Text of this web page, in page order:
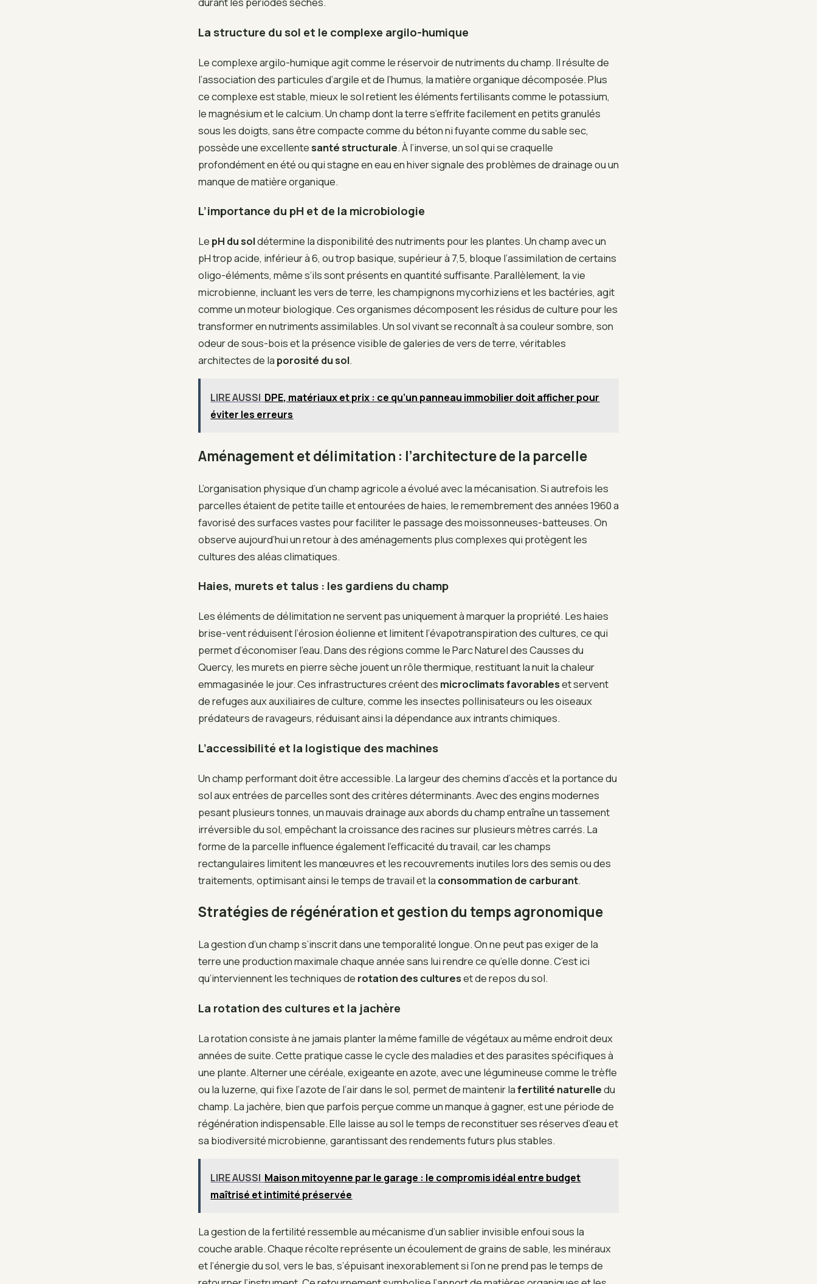
La structure du sol et le complexe argilo-humique
Le complexe argilo-humique agit comme le réservoir de nutriments du champ. Il résulte de
l’association des particules d’argile et de l’humus, la matière organique décomposée. Plus
ce complexe est stable, mieux le sol retient les éléments fertilisants comme le potassium,
le magnésium et le calcium. Un champ dont la terre s’effrite facilement en petits granulés
sous les doigts, sans être compacte comme du béton ni fuyante comme du sable sec,
possède une excellentesanté structurale. À l’inverse, un sol qui se craquelle
profondément en été ou qui stagne en eau en hiver signale des problèmes de drainage ou un
manque de matière organique.
L’importance du pH et de la microbiologie
Le pH du soldétermine la disponibilité des nutriments pour les plantes. Un champ avec un
pH trop acide, inférieur à 6, ou trop basique, supérieur à 7,5, bloque l’assimilation de certains
oligo-éléments, même s’ils sont présents en quantité suffisante. Parallèlement, la vie
microbienne, incluant les vers de terre, les champignons mycorhiziens et les bactéries, agit
comme un moteur biologique. Ces organismes décomposent les résidus de culture pour les
transformer en nutriments assimilables. Un sol vivant se reconnaît à sa couleur sombre, son
odeur de sous-bois et la présence visible de galeries de vers de terre, véritables
architectes de la porosité du sol.
LIRE AUSSI DPE, matériaux et prix : ce qu’un panneau immobilier doit afficher pour
éviter les erreurs
Aménagement et délimitation : l’architecture de la parcelle
L’organisation physique d’un champ agricole a évolué avec la mécanisation. Si autrefois les
parcelles étaient de petite taille et entourées de haies, le remembrement des années 1960 a
favorisé des surfaces vastes pour faciliter le passage des moissonneuses-batteuses. On
observe aujourd’hui un retour à des aménagements plus complexes qui protègent les
cultures des aléas climatiques.
Haies, murets et talus : les gardiens du champ
Les éléments de délimitation ne servent pas uniquement à marquer la propriété. Les haies
brise-vent réduisent l’érosion éolienne et limitent l’évapotranspiration des cultures, ce qui
permet d’économiser l’eau. Dans des régions comme le Parc Naturel des Causses du
Quercy, les murets en pierre sèche jouent un rôle thermique, restituant la nuit la chaleur
emmagasinée le jour. Ces infrastructures créent des microclimats favorableset servent
de refuges aux auxiliaires de culture, comme les insectes pollinisateurs ou les oiseaux
prédateurs de ravageurs, réduisant ainsi la dépendance aux intrants chimiques.
L’accessibilité et la logistique des machines
Un champ performant doit être accessible. La largeur des chemins d’accès et la portance du
sol aux entrées de parcelles sont des critères déterminants. Avec des engins modernes
pesant plusieurs tonnes, un mauvais drainage aux abords du champ entraîne un tassement
irréversible du sol, empêchant la croissance des racines sur plusieurs mètres carrés. La
forme de la parcelle influence également l’efficacité du travail, car les champs
rectangulaires limitent les manœuvres et les recouvrements inutiles lors des semis ou des
traitements, optimisant ainsi le temps de travail et la consommation de carburant.
Stratégies de régénération et gestion du temps agronomique
La gestion d’un champ s’inscrit dans une temporalité longue. On ne peut pas exiger de la
terre une production maximale chaque année sans lui rendre ce qu’elle donne. C’est ici
qu’interviennent les techniques de rotation des cultureset de repos du sol.
La rotation des cultures et la jachère
La rotation consiste à ne jamais planter la même famille de végétaux au même endroit deux
années de suite. Cette pratique casse le cycle des maladies et des parasites spécifiques à
une plante. Alterner une céréale, exigeante en azote, avec une légumineuse comme le trèfle
ou la luzerne, qui fixe l’azote de l’air dans le sol, permet de maintenir lafertilité naturelledu
champ. La jachère, bien que parfois perçue comme un manque à gagner, est une période de
régénération indispensable. Elle laisse au sol le temps de reconstituer ses réserves d’eau et
sa biodiversité microbienne, garantissant des rendements futurs plus stables.
LIRE AUSSI Maison mitoyenne par le garage : le compromis idéal entre budget
maîtrisé et intimité préservée
La gestion de la fertilité ressemble au mécanisme d’un sablier invisible enfoui sous la
couche arable. Chaque récolte représente un écoulement de grains de sable, les minéraux
et l’énergie du sol, vers le bas, s’épuisant inexorablement si l’on ne prend pas le temps de